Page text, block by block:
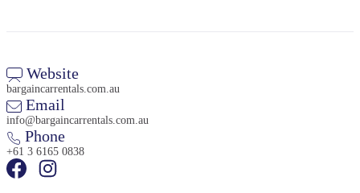
Website
bargaincarrentals.com.au
Email
info@bargaincarrentals.com.au
Phone
+61 3 6165 0838